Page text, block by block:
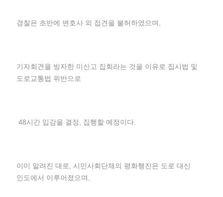
경찰은 초반에 변호사 외 접견을 불허하였으며,
기자회견을 빙자한 미신고 집회라는 것을 이유로 집시법 및
도로교통법 위반으로
48시간 입감을 결정, 집행할 예정이다.
이미 알려진 대로, 시민사회단체의 평화행진은 도로 대신
인도에서 이루어졌으며,